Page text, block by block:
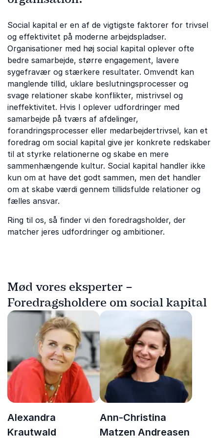
Social kapital er en af de vigtigste faktorer for trivsel
og effektivitet på moderne arbejdspladser.
Organisationer med høj social kapital oplever ofte
bedre samarbejde, større engagement, lavere
sygefravær og stærkere resultater. Omvendt kan
manglende tillid, uklare beslutningsprocesser og
svage relationer skabe konflikter, mistrivsel og
ineffektivitet. Hvis I oplever udfordringer med
samarbejde på tværs af afdelinger,
forandringsprocesser eller medarbejdertrivsel, kan et
foredrag om social kapital give jer konkrete redskaber
til at styrke relationerne og skabe en mere
sammenhængende kultur. Social kapital handler ikke
kun om at have det godt sammen, men det handler
om at skabe værdi gennem tillidsfulde relationer og
fælles ansvar.
Ring til os, så finder vi den foredragsholder, der
matcher jeres udfordringer og ambitioner.
Mød vores eksperter –
Foredragsholdere om social kapital
Alexandra
Krautwald
Ann-Christina
Matzen Andreasen